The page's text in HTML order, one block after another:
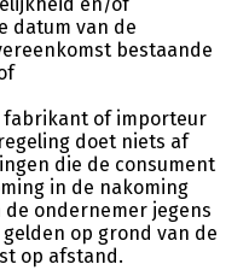
datum van de
bestaande
fabrikant of importeur
doet niets af
die de consument
in de nakoming
ondernemer jegens
op grond van de
op afstand.